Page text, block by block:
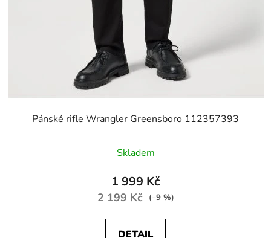
Pánské rifle Wrangler Greensboro 112357393
Skladem
1 999 Kč
2 199 Kč (–9 %)
DETAIL